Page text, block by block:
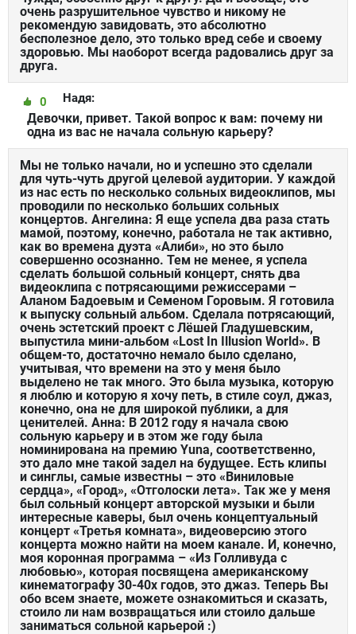
очень разрушительное чувство и никому не
рекомендую завидовать, это абсолютно
бесполезное дело, это только вред себе и своему
здоровью. Мы наоборот всегда радовались друг за
друга.
Надя:
0
Девочки, привет. Такой вопрос к вам: почему ни
одна из вас не начала сольную карьеру?
Мы не только начали, но и успешно это сделали
для чуть-чуть другой целевой аудитории. У каждой
из нас есть по несколько сольных видеоклипов, мы
проводили по несколько больших сольных
концертов. Ангелина: Я еще успела два раза стать
мамой, поэтому, конечно, работала не так активно,
как во времена дуэта «Алиби», но это было
совершенно осознанно. Тем не менее, я успела
сделать большой сольный концерт, снять два
видеоклипа с потрясающими режиссерами –
Аланом Бадоевым и Семеном Горовым. Я готовила
к выпуску сольный альбом. Сделала потрясающий,
очень эстетский проект с Лёшей Гладушевским,
выпустила мини-альбом «Lost In Illusion World». В
общем-то, достаточно немало было сделано,
учитывая, что времени на это у меня было
выделено не так много. Это была музыка, которую
я люблю и которую я хочу петь, в стиле соул, джаз,
конечно, она не для широкой публики, а для
ценителей. Анна: В 2012 году я начала свою
сольную карьеру и в этом же году была
номинирована на премию Yuna, соответственно,
это дало мне такой задел на будущее. Есть клипы
и синглы, самые известны – это «Виниловые
сердца», «Город», «Отголоски лета». Так же у меня
был сольный концерт авторской музыки и были
интересные каверы, был очень концептуальный
концерт «Третья комната», видеоверсию этого
концерта можно найти на моем канале. И, конечно,
моя коронная программа – «Из Голливуда с
любовью», которая посвящена американскому
кинематографу 30-40х годов, это джаз. Теперь Вы
обо всем знаете, можете ознакомиться и сказать,
стоило ли нам возвращаться или стоило дальше
заниматься сольной карьерой :)